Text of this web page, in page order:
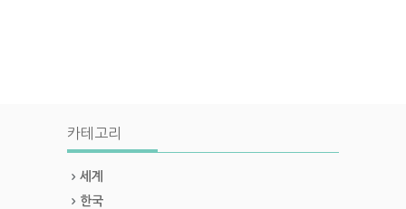
카테고리
세계
한국